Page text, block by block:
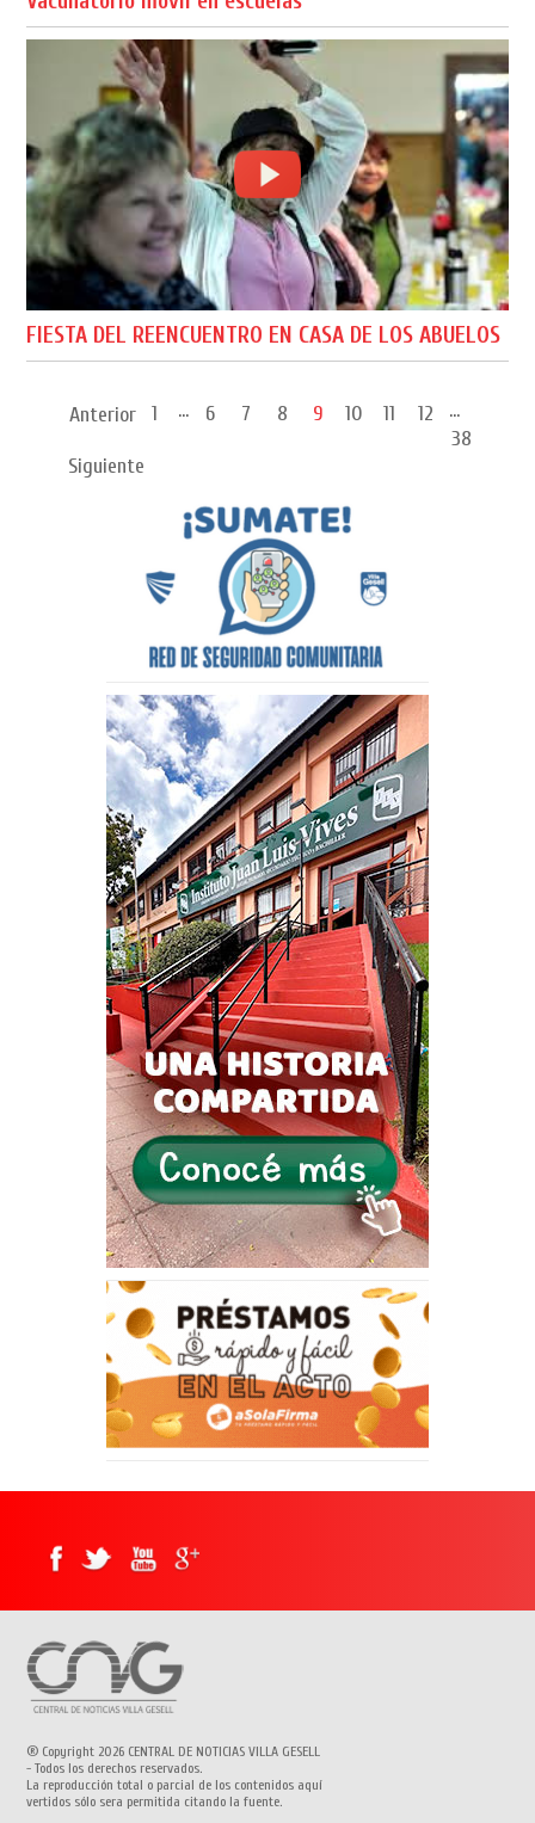
FIESTA DEL REENCUENTRO EN CASA DE LOS ABUELOS
Anterior 1 ... 6 7 8 9 10 11 12
...
38
Siguiente
® Copyright 2026 CENTRAL DE NOTICIAS VILLA GESELL
- Todos los derechos reservados.
La reproducción total o parcial de los contenidos aquí
vertidos sólo sera permitida citando la fuente.